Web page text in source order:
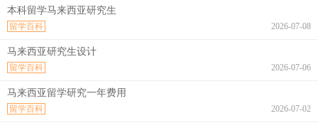
本科留学马来西亚研究生
2026-07-08
留学百科
马来西亚研究生设计
2026-07-06
留学百科
马来西亚留学研究一年费用
2026-07-02
留学百科